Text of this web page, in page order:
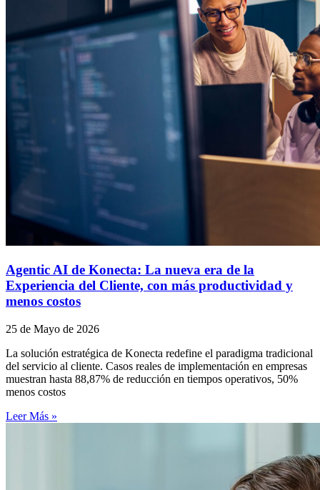
Agentic AI de Konecta: La nueva era de la
Experiencia del Cliente, con más productividad y
menos costos
25 de Mayo de 2026
La solución estratégica de Konecta redefine el paradigma tradicional
del servicio al cliente. Casos reales de implementación en empresas
muestran hasta 88,87% de reducción en tiempos operativos, 50%
menos costos
Leer Más »